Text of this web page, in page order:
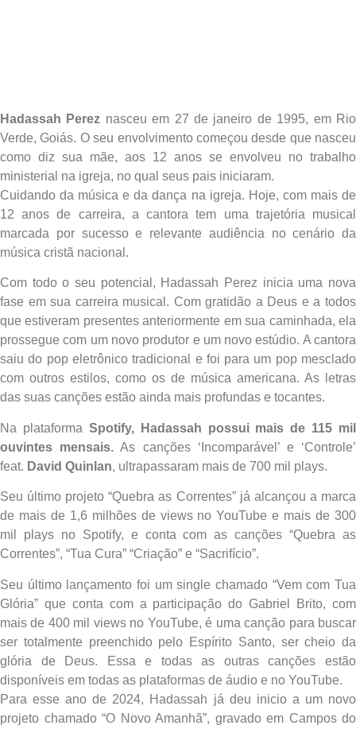
Hadassah Perez nasceu em 27 de janeiro de 1995, em Rio
Verde, Goiás. O seu envolvimento começou desde que nasceu
como diz sua mãe, aos 12 anos se envolveu no trabalho
ministerial na igreja, no qual seus pais iniciaram.
Cuidando da música e da dança na igreja. Hoje, com mais de
12 anos de carreira, a cantora tem uma trajetória musical
marcada por sucesso e relevante audiência no cenário da
música cristã nacional.
Com todo o seu potencial, Hadassah Perez inicia uma nova
fase em sua carreira musical. Com gratidão a Deus e a todos
que estiveram presentes anteriormente em sua caminhada, ela
prossegue com um novo produtor e um novo estúdio. A cantora
saiu do pop eletrônico tradicional e foi para um pop mesclado
com outros estilos, como os de música americana. As letras
das suas canções estão ainda mais profundas e tocantes.
Na plataforma Spotify, Hadassah possui mais de 115 mil
ouvintes mensais. As canções ‘Incomparável’ e ‘Controle’
feat. David Quinlan, ultrapassaram mais de 700 mil plays.
Seu último projeto “Quebra as Correntes” já alcançou a marca
de mais de 1,6 milhões de views no YouTube e mais de 300
mil plays no Spotify, e conta com as canções “Quebra as
Correntes”, “Tua Cura” “Criação” e “Sacrifício”.
Seu último lançamento foi um single chamado “Vem com Tua
Glória” que conta com a participação do Gabriel Brito, com
mais de 400 mil views no YouTube, é uma canção para buscar
ser totalmente preenchido pelo Espírito Santo, ser cheio da
glória de Deus. Essa e todas as outras canções estão
disponíveis em todas as plataformas de áudio e no YouTube.
Para esse ano de 2024, Hadassah já deu inicio a um novo
projeto chamado “O Novo Amanhã”, gravado em Campos do